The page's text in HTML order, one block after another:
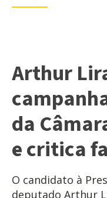
Arthur
da
e critica
O candidato à
deputado Arthur